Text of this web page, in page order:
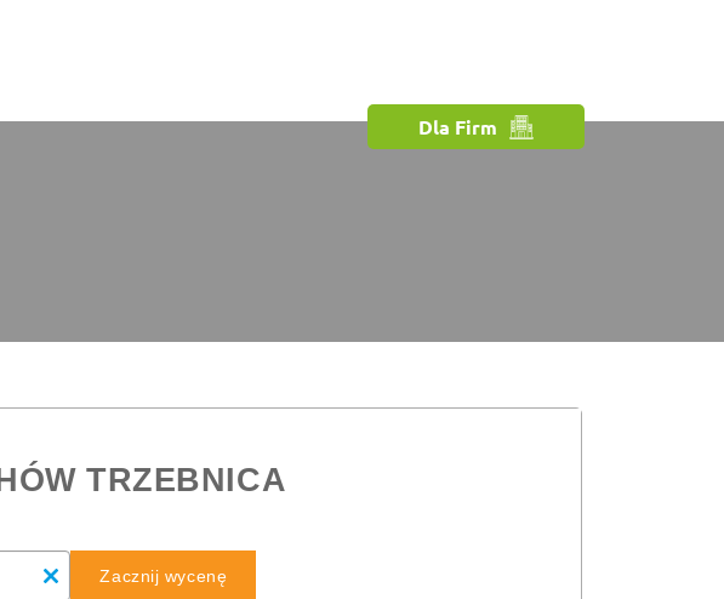
Dla Firm
TRZEBNICA
Zacznij wycenę